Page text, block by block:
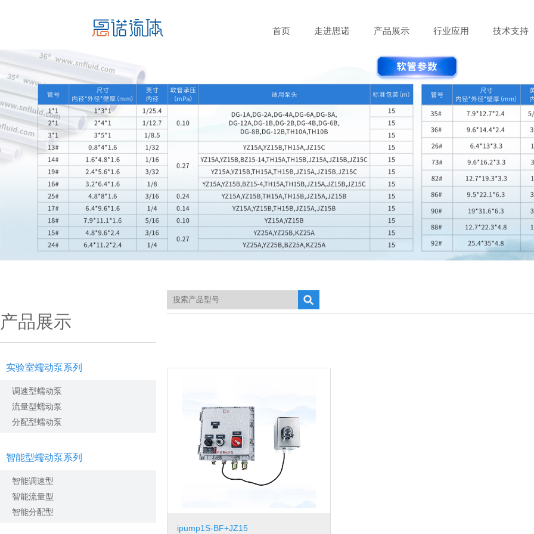
首页 走进思诺 产品展示 行业应用 技术支持
产品展示
实验室蠕动泵系列
调速型蠕动泵
流量型蠕动泵
分配型蠕动泵
智能型蠕动泵系列
智能调速型
智能流量型
智能分配型
ipump1S-BF+JZ15